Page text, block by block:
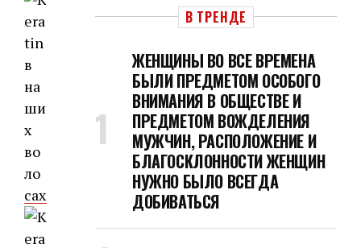
В ТРЕНДЕ
ЖЕНЩИНЫ ВО ВСЕ ВРЕМЕНА
БЫЛИ ПРЕДМЕТОМ ОСОБОГО
ВНИМАНИЯ В ОБЩЕСТВЕ И
ПРЕДМЕТОМ ВОЖДЕЛЕНИЯ
МУЖЧИН, РАСПОЛОЖЕНИЕ И
БЛАГОСКЛОННОСТИ ЖЕНЩИН
НУЖНО БЫЛО ВСЕГДА
ДОБИВАТЬСЯ